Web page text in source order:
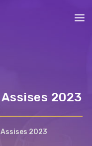
Assises 2023
Assises 2023